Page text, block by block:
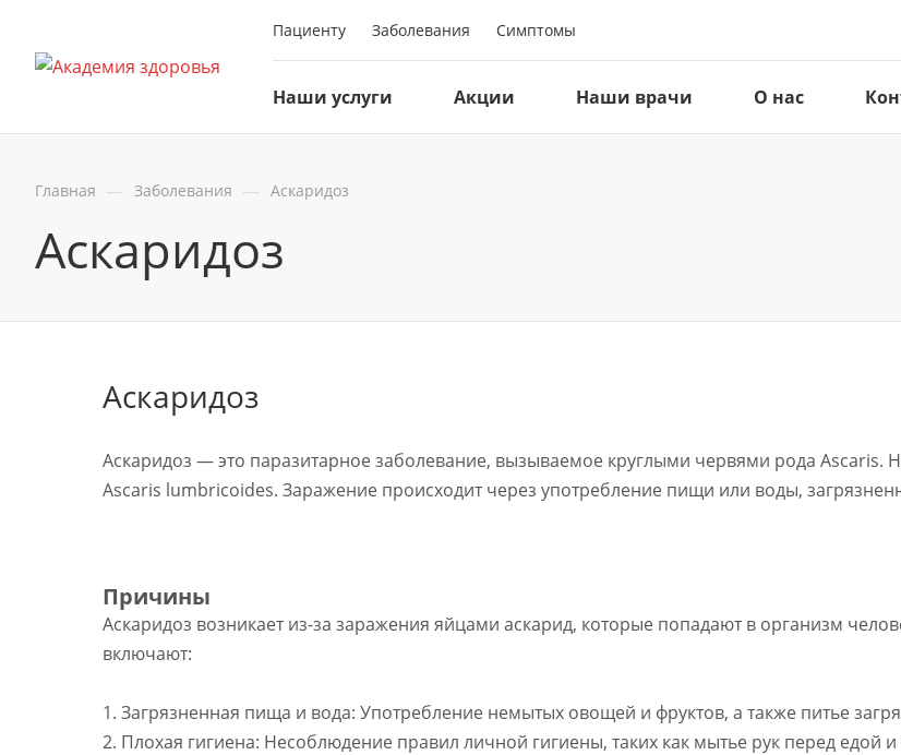
Пациенту Заболевания Симптомы
Наши услуги Акции Наши врачи О нас
Главная — Заболевания — Аскаридоз
Аскаридоз
Аскаридоз
Аскаридоз — это паразитарное заболевание, вызываемое круглыми червями рода Ascaris.
Ascaris lumbricoides. Заражение происходит через употребление пищи или воды,
Причины
Аскаридоз возникает из-за заражения яйцами аскарид, которые попадают в организм
включают:
1. Загрязненная пища и вода: Употребление немытых овощей и фруктов, а также питье
2. Плохая гигиена: Несоблюдение правил личной гигиены, таких как мытье рук перед едой